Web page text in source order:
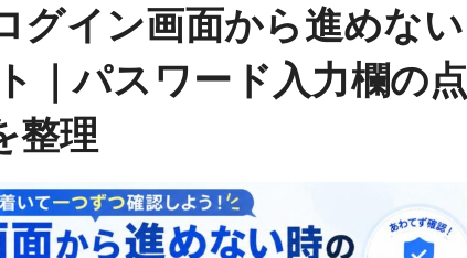
グイン画面から進めない
｜パスワード入力欄の点
整理